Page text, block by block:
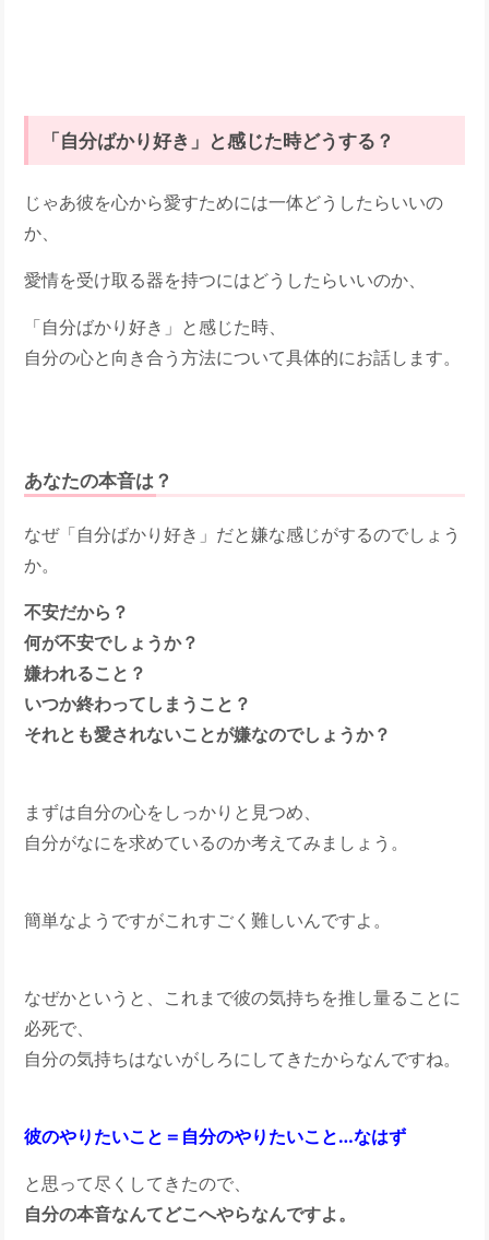
「自分ばかり好き」と感じた時どうする？
じゃあ彼を心から愛すためには一体どうしたらいいの
か、
愛情を受け取る器を持つにはどうしたらいいのか、
「自分ばかり好き」と感じた時、
自分の心と向き合う方法について具体的にお話します。
あなたの本音は？
なぜ「自分ばかり好き」だと嫌な感じがするのでしょう
か。
不安だから？
何が不安でしょうか？
嫌われること？
いつか終わってしまうこと？
それとも愛されないことが嫌なのでしょうか？
まずは自分の心をしっかりと見つめ、
自分がなにを求めているのか考えてみましょう。
簡単なようですがこれすごく難しいんですよ。
なぜかというと、これまで彼の気持ちを推し量ることに
必死で、
自分の気持ちはないがしろにしてきたからなんですね。
彼のやりたいこと＝自分のやりたいこと…なはず
と思って尽くしてきたので、
自分の本音なんてどこへやらなんですよ。